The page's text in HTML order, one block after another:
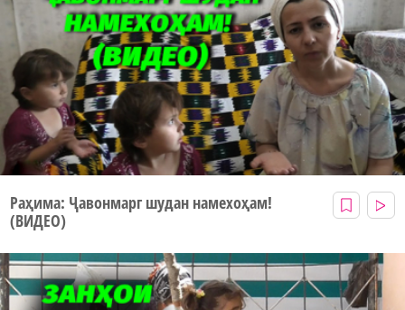
Раҳима: Ҷавонмарг шудан намехоҳам!
(ВИДЕО)